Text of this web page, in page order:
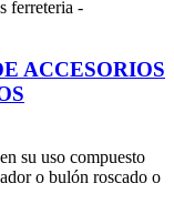
ACCESORIOS
su uso compuesto
o bulón roscado o